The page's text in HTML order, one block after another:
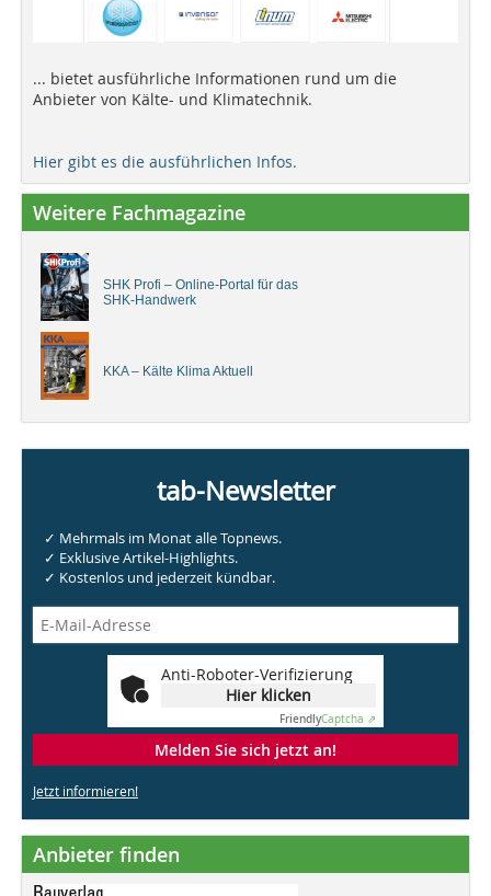
... bietet ausführliche Informationen rund um die
Anbieter von Kälte- und Klimatechnik.
Hier gibt es die ausführlichen Infos.
Weitere Fachmagazine
SHK Profi – Online-Portal für das
SHK-Handwerk
KKA – Kälte Klima Aktuell
tab-Newsletter
✓ Mehrmals im Monat alle Topnews.
✓ Exklusive Artikel-Highlights.
✓ Kostenlos und jederzeit kündbar.
Anti-Roboter-Verifizierung
Hier klicken
FriendlyCaptcha ⇗
Melden Sie sich jetzt an!
Jetzt informieren!
Anbieter finden